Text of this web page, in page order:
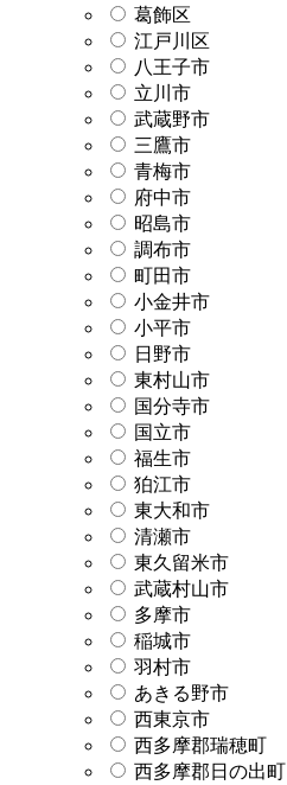
葛飾区
江戸川区
八王子市
立川市
武蔵野市
三鷹市
青梅市
府中市
昭島市
調布市
町田市
小金井市
小平市
日野市
東村山市
国分寺市
国立市
福生市
狛江市
東大和市
清瀬市
東久留米市
武蔵村山市
多摩市
稲城市
羽村市
あきる野市
西東京市
西多摩郡瑞穂町
西多摩郡日の出町